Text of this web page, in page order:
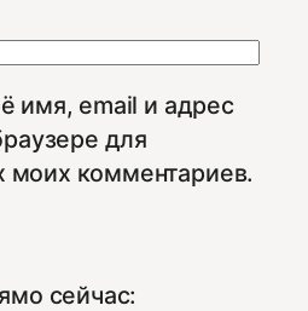
имя, email и адрес
для
комментариев.
сейчас: